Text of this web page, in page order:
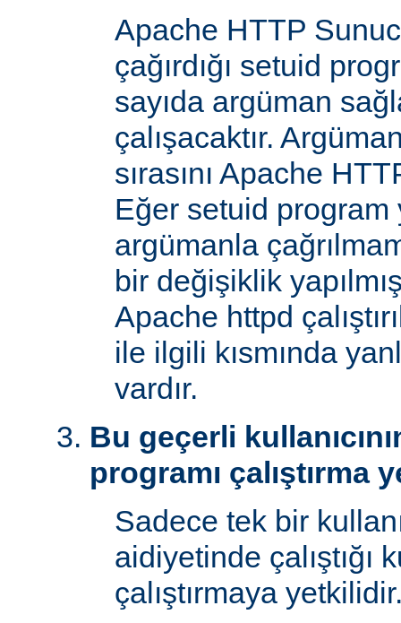
Apache HTTP
çağırdığı setuid
sayıda argüman
çalışacaktır.
sırasını Apache
Eğer setuid program
argümanla
bir değişiklik
Apache httpd
ile ilgili kısmında
vardır.
Bu geçerli
programı çalıştırma
Sadece tek bir
aidiyetinde çalıştığı
çalıştırmaya